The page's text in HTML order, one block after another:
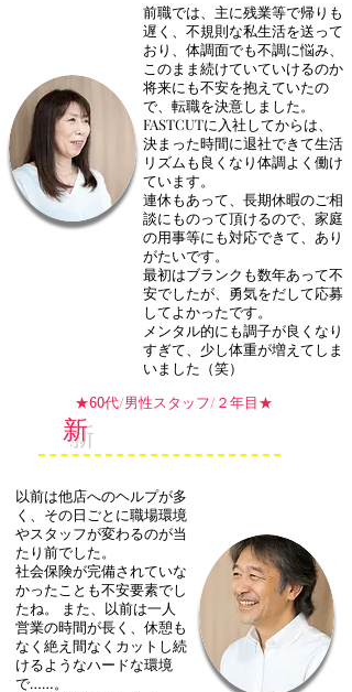
前職では、主に残業等で帰りも
遅く、不規則な私生活を送って
おり、体調面でも不調に悩み、
このまま続けていていけるのか
将来にも不安を抱えていたの
で、転職を決意しました。
FASTCUTに入社してからは、
決まった時間に退社できて生活
リズムも良くなり体調よく働け
ています。
連休もあって、長期休暇のご相
談にものって頂けるので、家庭
の用事等にも対応できて、あり
がたいです。
最初はブランクも数年あって不
安でしたが、勇気をだして応募
してよかったです。
メンタル的にも調子が良くなり
すぎて、少し体重が増えてしま
いました（笑）
​★60代/男性スタッフ/２年目★
新
以前は他店へのヘルプが多
く、その日ごとに職場環境
やスタッフが変わるのが当
たり前でした。
社会保険が完備されていな
かったことも不安要素でし
たね。 また、以前は一人
営業の時間が長く、休憩も
なく絶え間なくカットし続
けるようなハードな環境
で……。